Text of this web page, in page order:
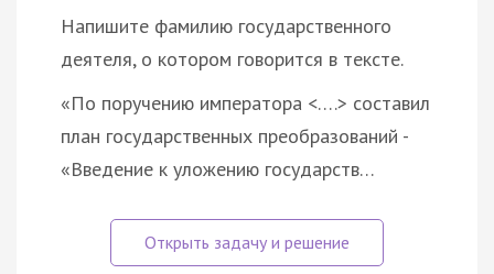
Напишите фамилию государственного
деятеля, о котором говорится в тексте.
«По поручению императора <….> составил
план государственных преобразований -
«Введение к уложению государств…